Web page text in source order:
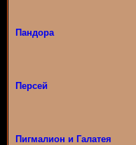
Пандора
Персей
Пигмалион и Галатея